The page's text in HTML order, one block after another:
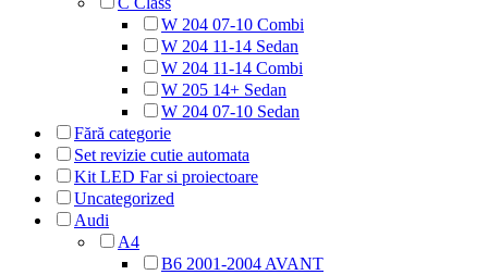
W 204 07-10 Combi
W 204 11-14 Sedan
W 204 11-14 Combi
W 205 14+ Sedan
W 204 07-10 Sedan
Fără categorie
Set revizie cutie automata
Kit LED Far si proiectoare
Uncategorized
Audi
A4
B6 2001-2004 AVANT